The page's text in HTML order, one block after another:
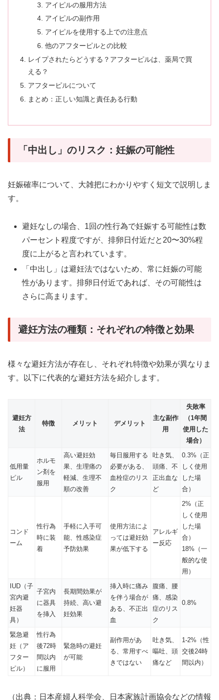
アイピルの服用方法
アイピルの副作用
アイピルを使用する上での注意点
他のアフターピルとの比較
レイプされたらどうする？アフターピルは、薬局で買
える？
アフターピルについて
まとめ：正しい知識と責任ある行動
「中出し」のリスク：妊娠の可能性
妊娠確率について、大雑把にわかりやすく短文で説明しま
す。
避妊なしの場合、1回の性行為で妊娠する可能性は数
パーセント程度ですが、排卵日付近だと20〜30%程
度に上がると言われています。
「中出し」は避妊法ではないため、常に妊娠の可能
性があります。排卵日付近であれば、その可能性は
さらに高まります。
避妊方法の種類：それぞれの特徴と効果
様々な避妊方法が存在し、それぞれ特徴や効果が異なりま
す。以下に代表的な避妊方法を紹介します。
避妊方
法
特徴 メリット デメリット
主な副作
用
失敗率
（1年間
使用した
場合）
低用量
ピル
ホルモ
ン剤を
服用
高い避妊効
果、生理痛の
軽減、生理不
順の改善
毎日服用する
必要がある、
血栓症のリス
ク
吐き気、
頭痛、不
正出血な
ど
0.3%（正
しく使用
した場
合）
コンド
ーム
性行為
時に装
着
手軽に入手可
能、性感染症
予防効果
使用方法によ
っては避妊効
果が低下する
アレルギ
ー反応
2%（正
しく使用
した場
合）
18%（一
般的な使
用）
IUD（子
宮内避
妊器
具）
子宮内
に器具
を挿入
長期間効果が
持続、高い避
妊効果
挿入時に痛み
を伴う場合が
ある、不正出
血
腹痛、腰
痛、感染
症のリス
ク
0.8%
緊急避
妊（ア
フター
ピル）
性行為
後72時
間以内
に服用
緊急時の避妊
が可能
副作用があ
る、常用すべ
きではない
吐き気、
嘔吐、頭
痛など
1-2%（性
交後24時
間以内）
（出典：日本産婦人科学会、日本家族計画協会などの情報